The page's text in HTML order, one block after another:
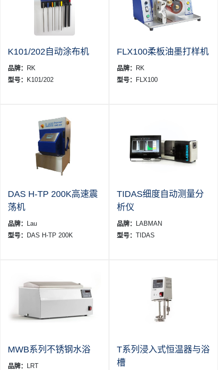
K101/202自动涂布机
品牌：
RK
型号：
K101/202
FLX100柔板油墨打样机
品牌：
RK
型号：
FLX100
DAS H-TP 200K高速震
荡机
品牌：
Lau
型号：
DAS H-TP 200K
TIDAS细度自动测量分
析仪
品牌：
LABMAN
型号： TIDAS
MWB系列不锈钢水浴
品牌：
LRT
T系列浸入式恒温器与浴
槽